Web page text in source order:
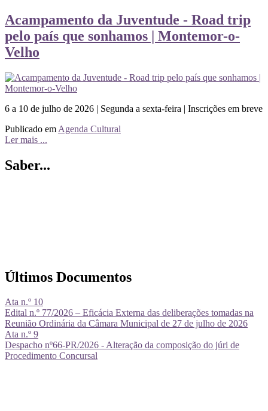
Acampamento da Juventude - Road trip
pelo país que sonhamos | Montemor-o-
Velho
6 a 10 de julho de 2026 | Segunda a sexta-feira | Inscrições em breve
Publicado em Agenda Cultural
Ler mais ...
Saber...
Últimos Documentos
Ata n.º 10
Edital n.º 77/2026 – Eficácia Externa das deliberações tomadas na
Reunião Ordinária da Câmara Municipal de 27 de julho de 2026
Ata n.º 9
Despacho nº66-PR/2026 - Alteração da composição do júri de
Procedimento Concursal